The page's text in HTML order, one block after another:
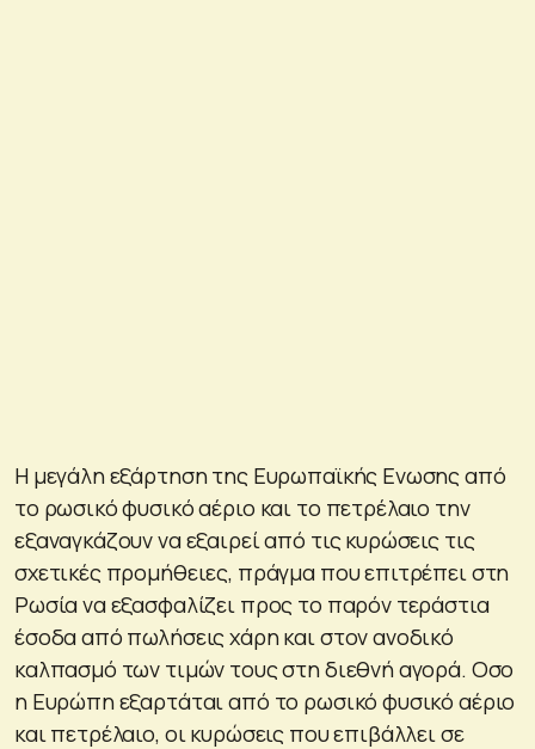
Η μεγάλη εξάρτηση της Ευρωπαϊκής Ενωσης από
το ρωσικό φυσικό αέριο και το πετρέλαιο την
εξαναγκάζουν να εξαιρεί από τις κυρώσεις τις
σχετικές προμήθειες, πράγμα που επιτρέπει στη
Ρωσία να εξασφαλίζει προς το παρόν τεράστια
έσοδα από πωλήσεις χάρη και στον ανοδικό
καλπασμό των τιμών τους στη διεθνή αγορά. Οσο
η Ευρώπη εξαρτάται από το ρωσικό φυσικό αέριο
και πετρέλαιο, οι κυρώσεις που επιβάλλει σε